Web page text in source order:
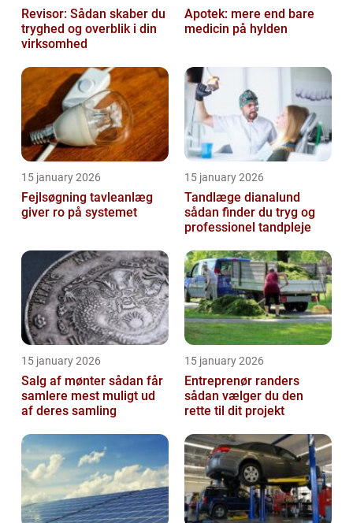
Revisor: Sådan skaber du
tryghed og overblik i din
virksomhed
Apotek: mere end bare
medicin på hylden
15 january 2026
Fejlsøgning tavleanlæg
giver ro på systemet
15 january 2026
Tandlæge dianalund
sådan finder du tryg og
professionel tandpleje
15 january 2026
Salg af mønter sådan får
samlere mest muligt ud
af deres samling
15 january 2026
Entreprenør randers
sådan vælger du den
rette til dit projekt